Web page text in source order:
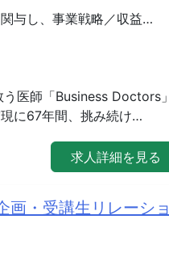
与し、事業戦略／収益…
医師「Business Doctors」
に67年間、挑み続け…
求人詳細を見る
画・受講生リレーショ